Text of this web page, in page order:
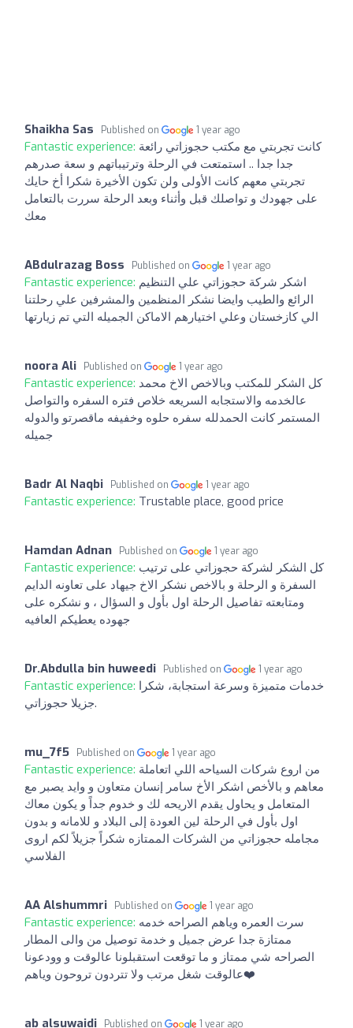
Shaikha Sas Published on 1 year ago
Fantastic experience: كانت تجربتي مع مكتب حجوزاتي رائعة
جدا جدا .. استمتعت في الرحلة وترتيباتهم و سعة صدرهم
تجربتي معهم كانت الأولى ولن تكون الأخيرة شكرا أخ حايك
على جهودك و تواصلك قبل وأثناء وبعد الرحلة سررت بالتعامل
معك
ABdulrazag Boss Published on 1 year ago
Fantastic experience: اشكر شركة حجوزاتي علي التنظيم
الرائع والطيب وايضا نشكر المنظمين والمشرفين علي رحلتنا
الي كازخستان وعلي اختيارهم الاماكن الجميله التي تم زيارتها
noora Ali Published on 1 year ago
Fantastic experience: كل الشكر للمكتب وبالاخص الاخ محمد
عالخدمه والاستجابه السريعه خلاص فتره السفره والتواصل
المستمر كانت الحمدلله سفره حلوه وخفيفه ماقصرتو والدوله
جميله
Badr Al Naqbi Published on 1 year ago
Fantastic experience: Trustable place, good price
Hamdan Adnan Published on 1 year ago
Fantastic experience: كل الشكر لشركة حجوزاتي على ترتيب
السفرة و الرحلة و بالاخص نشكر الاخ جيهاد على تعاونه الدايم
ومتابعته تفاصيل الرحلة اول بأول و السؤال ، و نشكره على
جهوده يعطيكم العافيه
Dr.Abdulla bin huweedi Published on 1 year ago
Fantastic experience: خدمات متميزة وسرعة استجابة، شكرا
جزيلا حجوزاتي.
mu_7f5 Published on 1 year ago
Fantastic experience: من اروع شركات السياحه اللي اتعاملة
معاهم و بالأخص اشكر الأخ سامر إنسان متعاون و وايد يصبر مع
المتعامل و يحاول يقدم الاريحه لك و خدوم جداً و يكون معاك
اول بأول في الرحلة لين العودة إلى البلاد و للامانه و بدون
مجامله حجوزاتي من الشركات الممتازه شكراً جزيلاً لكم اروى
الفلاسي
AA Alshummri Published on 1 year ago
Fantastic experience: سرت العمره وياهم الصراحه خدمه
ممتازة جدا عرض جميل و خدمة توصيل من والى المطار
الصراحه شي ممتاز و ما توقعت استقبلونا عالوقت و وودعونا
عالوقت شغل مرتب ولا تتردون تروحون وياهم❤️
ab alsuwaidi Published on 1 year ago